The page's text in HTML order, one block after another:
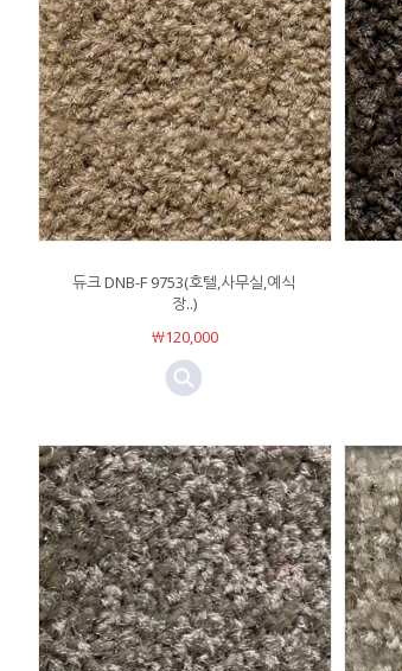
듀크 DNB-F 9753(호텔,사무실,예식
장..)
￦120,000